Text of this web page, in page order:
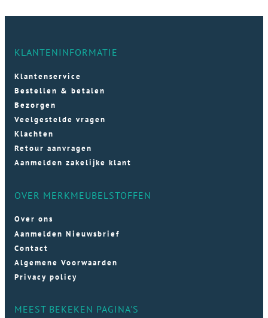
KLANTENINFORMATIE
Klantenservice
Bestellen & betalen
Bezorgen
Veelgestelde vragen
Klachten
Retour aanvragen
Aanmelden zakelijke klant
OVER MERKMEUBELSTOFFEN
Over ons
Aanmelden Nieuwsbrief
Contact
Algemene Voorwaarden
Privacy policy
MEEST BEKEKEN PAGINA'S